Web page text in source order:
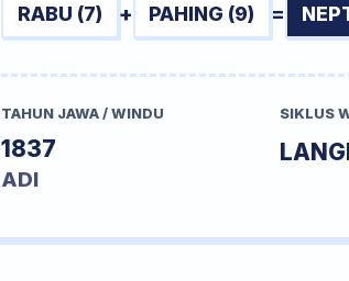
RABU (7) + PAHING (9) =
TAHUN JAWA / WINDU
1837
ADI
SIKLUS